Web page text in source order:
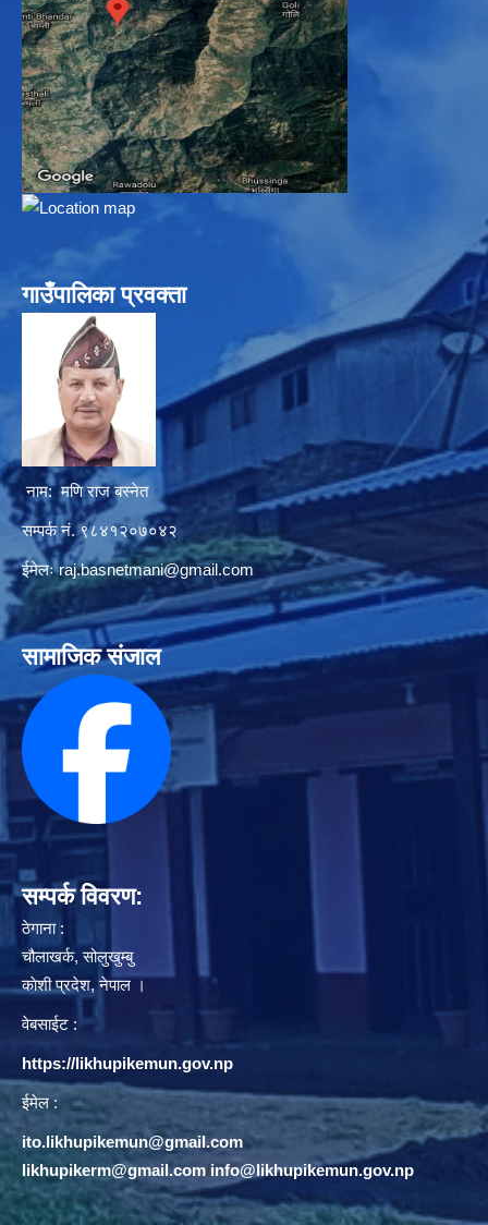
गाउँपालिका प्रवक्ता
नाम: मणि राज बस्नेत
सम्पर्क नं. ९८४१२०७०४२
ईमेलःraj.basnetmani@gmail.com
सामाजिक संजाल
सम्पर्क विवरण:
ठेगाना :
चौलाखर्क, सोलुखुम्बु
काेशी प्रदेश, नेपाल ।
वेबसाईट :
https://likhupikemun.gov.np
ईमेल :
ito.likhupikemun@gmail.com
likhupikerm@gmail.com/info@likhupikemun.gov.np